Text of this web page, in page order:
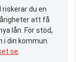
du en
att få
lån. För stöd,
din kommun.